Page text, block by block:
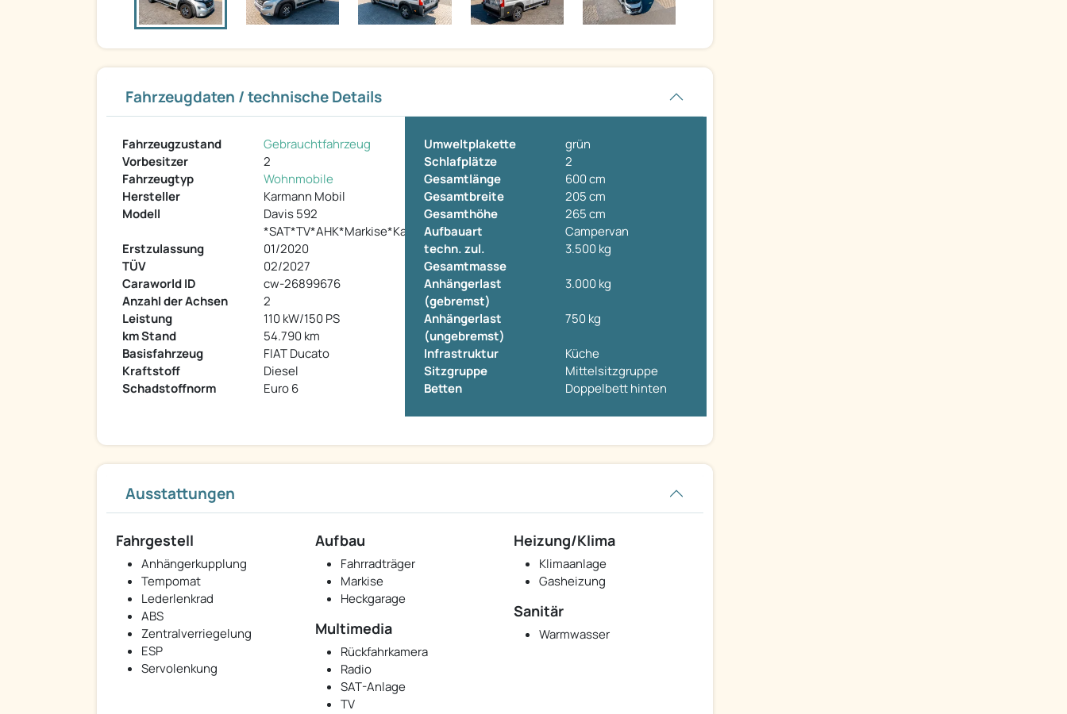
Fahrzeugdaten / technische Details
Fahrzeugzustand
Gebrauchtfahrzeug
Vorbesitzer
2
Fahrzeugtyp
Wohnmobile
Hersteller
Karmann Mobil
Modell
Davis 592
*SAT*TV*AHK*Markise*Kamera*Radträger*
Erstzulassung
01/2020
TÜV
02/2027
Caraworld ID
cw-26899676
Anzahl der Achsen
2
Leistung
110 kW/150 PS
km Stand
54.790 km
Basisfahrzeug
FIAT Ducato
Kraftstoff
Diesel
Schadstoffnorm
Euro 6
Umweltplakette
grün
Schlafplätze
2
Gesamtlänge
600 cm
Gesamtbreite
205 cm
Gesamthöhe
265 cm
Aufbauart
Campervan
techn. zul.
Gesamtmasse
3.500 kg
Anhängerlast
(gebremst)
3.000 kg
Anhängerlast
(ungebremst)
750 kg
Infrastruktur
Küche
Sitzgruppe
Mittelsitzgruppe
Betten
Doppelbett hinten
Ausstattungen
Fahrgestell
Anhängerkupplung
Tempomat
Lederlenkrad
ABS
Zentralverriegelung
ESP
Servolenkung
Aufbau
Fahrradträger
Markise
Heckgarage
Heizung/Klima
Klimaanlage
Gasheizung
Sanitär
Warmwasser
Multimedia
Rückfahrkamera
Radio
SAT-Anlage
TV